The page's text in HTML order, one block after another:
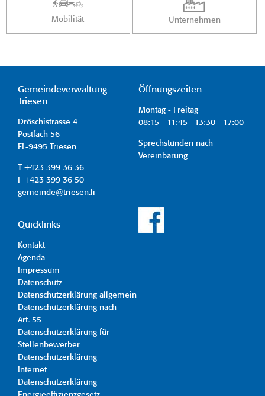
Mobilität Unternehmen
Gemeindeverwaltung
Triesen
Dröschistrasse 4
Postfach 56
FL-9495 Triesen
T +423 399 36 36
F +423 399 36 50
gemeinde@triesen.li
Öffnungszeiten
Montag - Freitag
08:15 - 11:45 13:30 - 17:00
Sprechstunden nach
Vereinbarung
Quicklinks
Kontakt
Agenda
Impressum
Datenschutz
Datenschutzerklärung allgemein
Datenschutzerklärung nach
Art. 55
Datenschutzerklärung für
Stellenbewerber
Datenschutzerklärung
Internet
Datenschutzerklärung